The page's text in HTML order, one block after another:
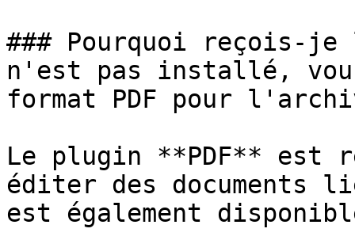
### Pourquoi reçois-je
n'est pas installé,
format PDF pour
Le plugin **PDF** est
éditer des
est également